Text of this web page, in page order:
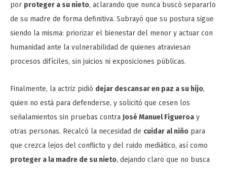
por proteger a su nieto, aclarando que nunca buscó separarlo
de su madre de forma definitiva. Subrayó que su postura sigue
siendo la misma: priorizar el bienestar del menor y actuar con
humanidad ante la vulnerabilidad de quienes atraviesan
procesos difíciles, sin juicios ni exposiciones públicas.
Finalmente, la actriz pidió dejar descansar en paz a su hijo,
quien no está para defenderse, y solicitó que cesen los
señalamientos sin pruebas contra José Manuel Figueroa y
otras personas. Recalcó la necesidad de cuidar al niño para
que crezca lejos del conflicto y del ruido mediático, así como
proteger a la madre de su nieto, dejando claro que no busca